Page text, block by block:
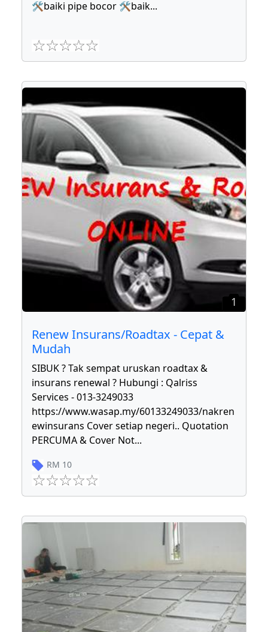
🛠baiki pipe bocor 🛠baik...
1
Renew Insurans/Roadtax - Cepat &
Mudah
SIBUK ? Tak sempat uruskan roadtax &
insurans renewal ? Hubungi : Qalriss
Services - 013-3249033
https://www.wasap.my/60133249033/nakren
ewinsurans Cover setiap negeri.. Quotation
PERCUMA & Cover Not...
RM 10